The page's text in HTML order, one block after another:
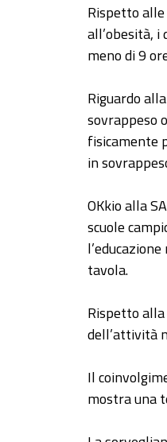
Rispetto
all’obesità,
meno di 9
Riguardo
sovrappeso
fisicamente
in
OKkio alla
scuole
tavola.
Rispetto
dell’attività
Il
mostra una